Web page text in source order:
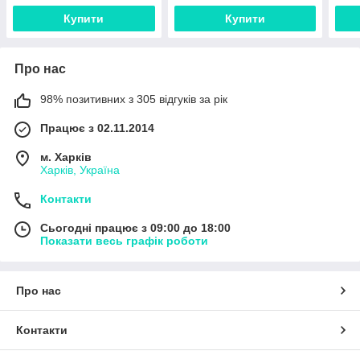
Купити Купити
Про нас
98% позитивних з 305 відгуків за рік
Працює з 02.11.2014
м. Харків
Харків, Україна
Контакти
Сьогодні працює з 09:00 до 18:00
Показати весь графік роботи
Про нас
Контакти